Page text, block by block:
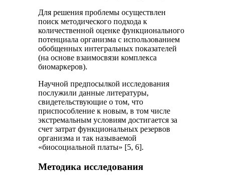
Для решения проблемы осуществлен
поиск методического подхода к
количественной оценке функционального
потенциала организма с использованием
обобщенных интегральных показателей
(на основе взаимосвязи комплекса
биомаркеров).
Научной предпосылкой исследования
послужили данные литературы,
свидетельствующие о том, что
приспособление к новым, в том числе
экстремальным условиям достигается за
счет затрат функциональных резервов
организма и так называемой
«биосоциальной платы» [5, 6].
Методика исследования